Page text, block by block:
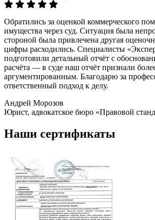
Обратились за оценкой коммерческого
имущества через суд. Ситуация была
стороной была привлечена другая
цифры расходились. Специалисты
подготовили детальный отчёт с
расчёта — в суде наш отчёт признали
аргументированным. Благодарю за
ответственный подход к делу.
Андрей Морозов
Юрист, адвокатское бюро «Правовой
Наши сертификаты